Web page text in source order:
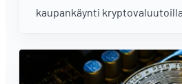
kaupankäynti